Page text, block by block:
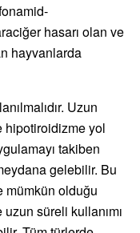
hasarı olan ve
hayvanlarda
Uzun
hipotiroidizme yol
takiben
gelebilir. Bu
mümkün olduğu
süreli kullanımı